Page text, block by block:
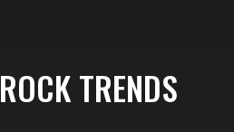
ROCK TRENDS